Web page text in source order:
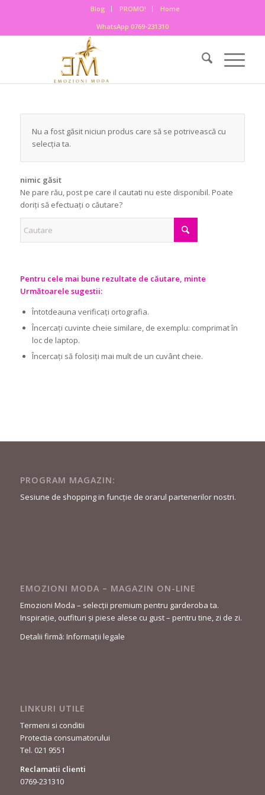
Blog PROMO!
Home
WhatsApp 0769-231310
Nu a fost găsit niciun produs care să se potrivească cu
selecția ta.
nimic găsit
Ne pare rău, post pe care il cautati nu este disponibil. Poate
doriți să efectuați o căutare?
Pentru cele mai bune rezultate de căutare, minte
Următoarele sugestii:
Întotdeauna verificați ortografia.
Încercați cuvinte cheie similare, de exemplu: comprimat în
loc de laptop.
Încercați să folosiți mai mult de un cuvânt cheie.
PROGRAM MAGAZIN:
Sesiune de shopping in funcție de orarul partenerilor nostri.
EMOZIONI MODA – MAGAZIN ON-LINE
Emozioni Moda – selecții premium pentru garderoba ta.
Inspirație, outfituri și piese alese cu gust – pentru tine, zi de zi.
Detalii firmă: Informații legale
LINKURI UTILE
Termeni si conditii
Protectia consumatorului
Tel. 021 9551
Reclamatii clienti
0769-231310